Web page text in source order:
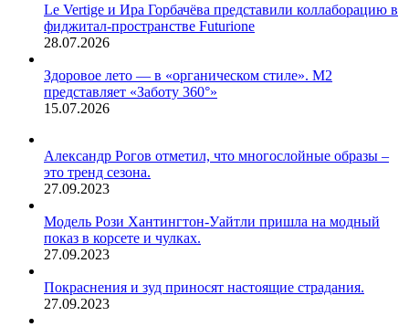
Le Vertige и Ира Горбачёва представили коллаборацию в
фиджитал-пространстве Futurione
28.07.2026
Здоровое лето — в «органическом стиле». М2
представляет «Заботу 360°»
15.07.2026
Александр Рогов отметил, что многослойные образы –
это тренд сезона.
27.09.2023
Модель Рози Хантингтон-Уайтли пришла на модный
показ в корсете и чулках.
27.09.2023
Покраснения и зуд приносят настоящие страдания.
27.09.2023